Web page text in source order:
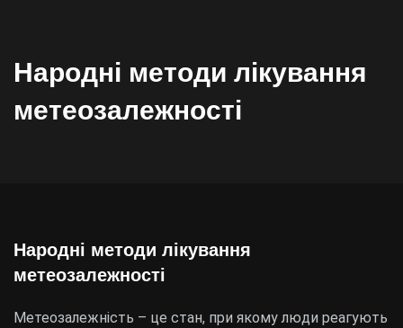
Народні методи лікування
метеозалежності
Народні методи лікування
метеозалежності
Метеозалежність – це стан, при якому люди реагують